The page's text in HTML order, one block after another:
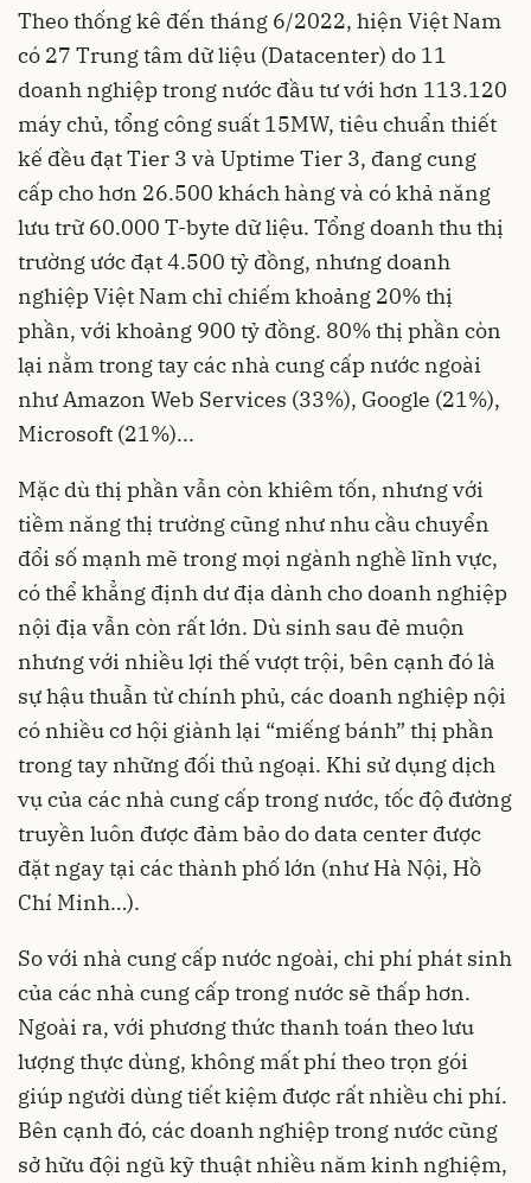
Theo thống kê đến tháng 6/2022, hiện Việt Nam
có 27 Trung tâm dữ liệu (Datacenter) do 11
doanh nghiệp trong nước đầu tư với hơn 113.120
máy chủ, tổng công suất 15MW, tiêu chuẩn thiết
kế đều đạt Tier 3 và Uptime Tier 3, đang cung
cấp cho hơn 26.500 khách hàng và có khả năng
lưu trữ 60.000 T-byte dữ liệu. Tổng doanh thu thị
trường ước đạt 4.500 tỷ đồng, nhưng doanh
nghiệp Việt Nam chỉ chiếm khoảng 20% thị
phần, với khoảng 900 tỷ đồng. 80% thị phần còn
lại nằm trong tay các nhà cung cấp nước ngoài
như Amazon Web Services (33%), Google (21%),
Microsoft (21%)...
Mặc dù thị phần vẫn còn khiêm tốn, nhưng với
tiềm năng thị trường cũng như nhu cầu chuyển
đổi số mạnh mẽ trong mọi ngành nghề lĩnh vực,
có thể khẳng định dư địa dành cho doanh nghiệp
nội địa vẫn còn rất lớn. Dù sinh sau đẻ muộn
nhưng với nhiều lợi thế vượt trội, bên cạnh đó là
sự hậu thuẫn từ chính phủ, các doanh nghiệp nội
có nhiều cơ hội giành lại “miếng bánh” thị phần
trong tay những đối thủ ngoại. Khi sử dụng dịch
vụ của các nhà cung cấp trong nước, tốc độ đường
truyền luôn được đảm bảo do data center được
đặt ngay tại các thành phố lớn (như Hà Nội, Hồ
Chí Minh…).
So với nhà cung cấp nước ngoài, chi phí phát sinh
của các nhà cung cấp trong nước sẽ thấp hơn.
Ngoài ra, với phương thức thanh toán theo lưu
lượng thực dùng, không mất phí theo trọn gói
giúp người dùng tiết kiệm được rất nhiều chi phí.
Bên cạnh đó, các doanh nghiệp trong nước cũng
sở hữu đội ngũ kỹ thuật nhiều năm kinh nghiệm,